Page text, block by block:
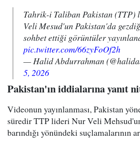
Tahrik-i Taliban Pakistan
Veli Mesud'un Pakistan'da
sohbet ettiği görüntüler
pic.twitter.com/66zyFoOf2h
— Halid Abdurrahman
5, 2026
Pakistan'ın iddialarına yanıt
Videonun yayınlanması, Pakistan
süredir TTP lideri Nur Veli
barındığı yönündeki suçlamalarının